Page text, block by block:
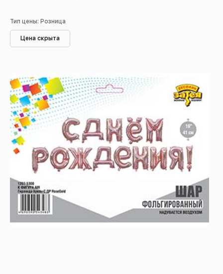
Тип цены: Розница
Цена скрыта